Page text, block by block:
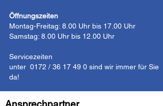
Öffnungszeiten
Montag-Freitag: 8.00 Uhr bis 17.00 Uhr
Samstag: 8.00 Uhr bis 12.00 Uhr
Servicezeiten
unter 0172 / 36 17 49 0 sind wir immer für Sie
da!